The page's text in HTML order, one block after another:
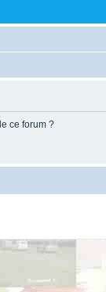
ce forum ?